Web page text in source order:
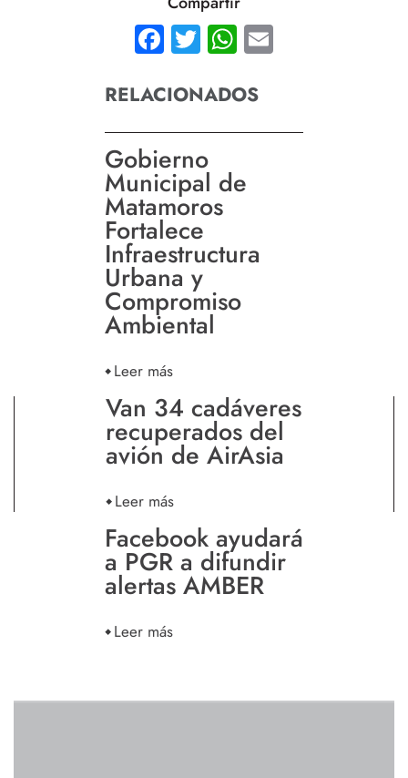
Facebook
TwitterWhatsApp
RELACIONADOS
Gobierno
Municipal de
Matamoros
Fortalece
Infraestructura
Urbana y
Compromiso
Ambiental
Leer más
Van 34 cadáveres
recuperados del
avión de AirAsia
Leer más
Facebook ayudará
a PGR a difundir
alertas AMBER
Leer más